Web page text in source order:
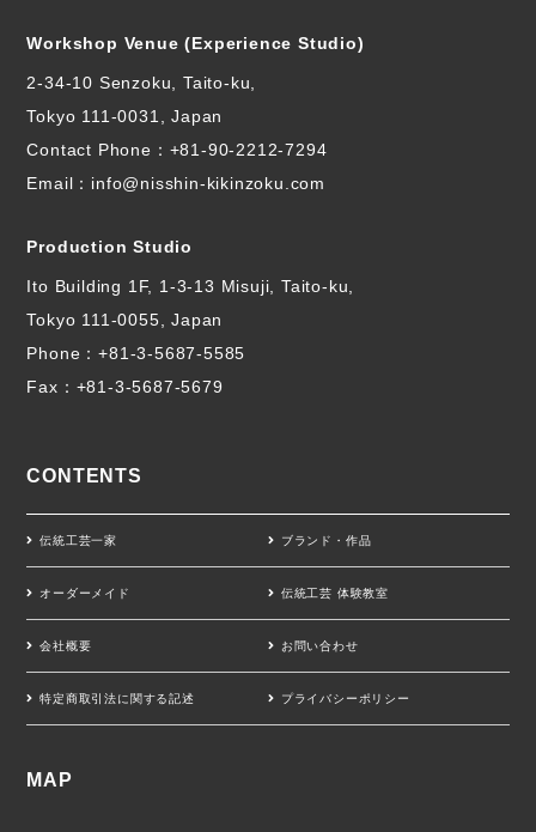
Workshop Venue (Experience Studio)
2-34-10 Senzoku, Taito-ku,
Tokyo 111-0031, Japan
Contact Phone： +81-90-2212-7294
Email：info@nisshin-kikinzoku.com
Production Studio
Ito Building 1F, 1-3-13 Misuji, Taito-ku,
Tokyo 111-0055, Japan
Phone：+81-3-5687-5585
Fax：+81-3-5687-5679
CONTENTS
伝統工芸一家 ブランド・作品
オーダーメイド 伝統工芸 体験教室
会社概要 お問い合わせ
特定商取引法に関する記述 プライバシーポリシー
MAP